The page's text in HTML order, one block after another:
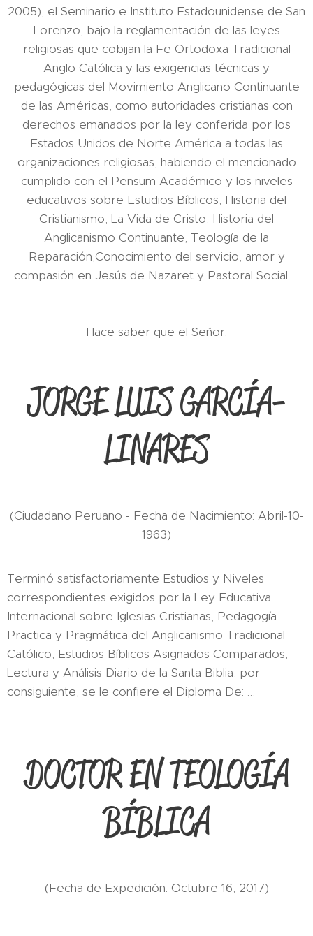
2005), el Seminario e Instituto Estadounidense de San
Lorenzo, bajo la reglamentación de las leyes
religiosas que cobijan la Fe Ortodoxa Tradicional
Anglo Católica y las exigencias técnicas y
pedagógicas del Movimiento Anglicano Continuante
de las Américas, como autoridades cristianas con
derechos emanados por la ley conferida por los
Estados Unidos de Norte América a todas las
organizaciones religiosas, habiendo el mencionado
cumplido con el Pensum Académico y los niveles
educativos sobre Estudios Bíblicos, Historia del
Cristianismo, La Vida de Cristo, Historia del
Anglicanismo Continuante, Teología de la
Reparación,Conocimiento del servicio, amor y
compasión en Jesús de Nazaret y Pastoral Social …
Hace saber que el Señor:
JORGE LUIS GARCÍA-
LINARES
(Ciudadano Peruano - Fecha de Nacimiento: Abril-10-
1963)
Terminó satisfactoriamente Estudios y Niveles
correspondientes exigidos por la Ley Educativa
Internacional sobre Iglesias Cristianas, Pedagogía
Practica y Pragmática del Anglicanismo Tradicional
Católico, Estudios Bíblicos Asignados Comparados,
Lectura y Análisis Diario de la Santa Biblia, por
consiguiente, se le confiere el Diploma De: …
DOCTOR EN TEOLOGÍA
BÍBLICA
(Fecha de Expedición: Octubre 16, 2017)